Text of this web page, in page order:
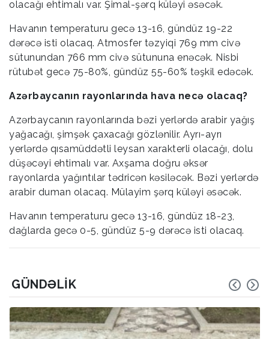
olacağı ehtimalı var. Şimal-şərq küləyi əsəcək.
Havanın temperaturu gecə 13-16, gündüz 19-22
dərəcə isti olacaq. Atmosfer təzyiqi 769 mm civə
sütunundan 766 mm civə sütununa enəcək. Nisbi
rütubət gecə 75-80%, gündüz 55-60% təşkil edəcək.
Azərbaycanın rayonlarında hava necə olacaq?
Azərbaycanın rayonlarında bəzi yerlərdə arabir yağış
yağacağı, şimşək çaxacağı gözlənilir. Ayrı-ayrı
yerlərdə qısamüddətli leysan xarakterli olacağı, dolu
düşəcəyi ehtimalı var. Axşama doğru əksər
rayonlarda yağıntılar tədricən kəsiləcək. Bəzi yerlərdə
arabir duman olacaq. Mülayim şərq küləyi əsəcək.
Havanın temperaturu gecə 13-16, gündüz 18-23,
dağlarda gecə 0-5, gündüz 5-9 dərəcə isti olacaq.
GÜNDƏLIK